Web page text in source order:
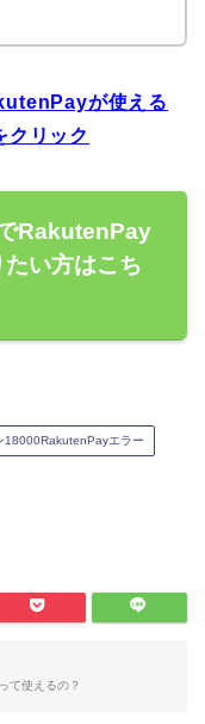
が使える
クリック
RakutenPay
い方はこち
18000RakutenPayエラー
て使えるの？